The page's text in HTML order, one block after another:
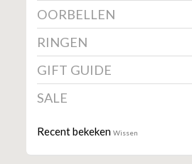
OORBELLEN
RINGEN
GIFT GUIDE
SALE
Recent bekeken Wissen